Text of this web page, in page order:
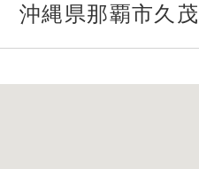
沖縄県那覇市久